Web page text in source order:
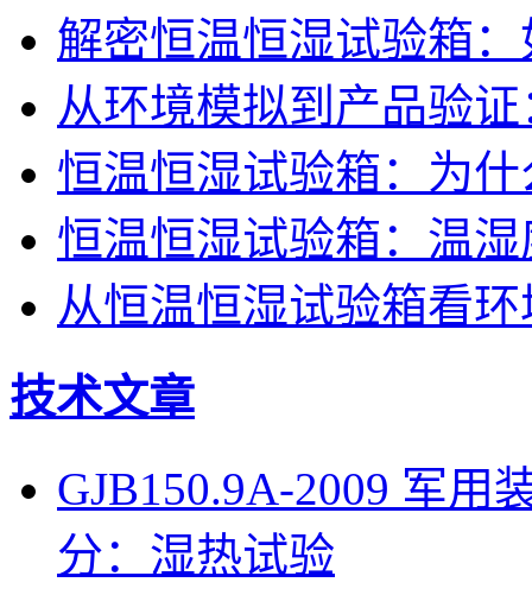
解密恒温恒湿试验箱
从环境模拟到产品验
恒温恒湿试验箱：为
恒温恒湿试验箱：温
从恒温恒湿试验箱看
技术文章
GJB150.9A-2009 军用
分：湿热试验